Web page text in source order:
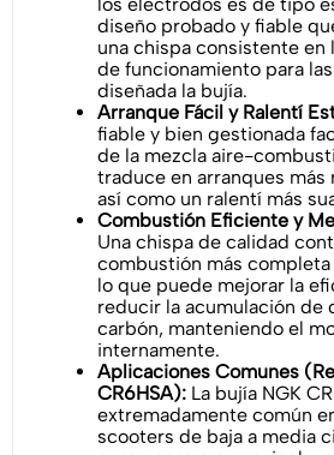
diseño probado y fiable
una chispa consistente en
de funcionamiento para
diseñada la bujía.
Arranque Fácil y Ralentí
fiable y bien gestionada
de la mezcla aire-
traduce en arranques más
así como un ralentí más
Combustión Eficiente y
Una chispa de calidad
combustión más
lo que puede mejorar la
reducir la acumulación de
carbón, manteniendo el
internamente.
Aplicaciones Comunes
CR6HSA): La bujía NGK
extremadamente común
scooters de baja a media